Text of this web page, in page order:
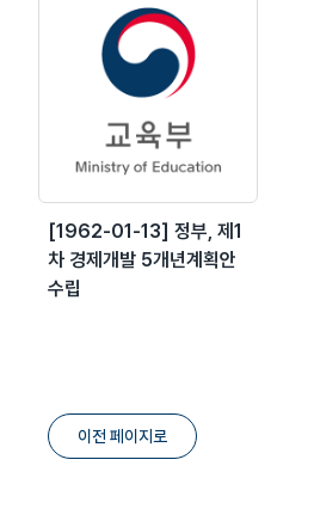
[1962-01-13] 정부, 제1
차 경제개발 5개년계획안
수립
이전 페이지로